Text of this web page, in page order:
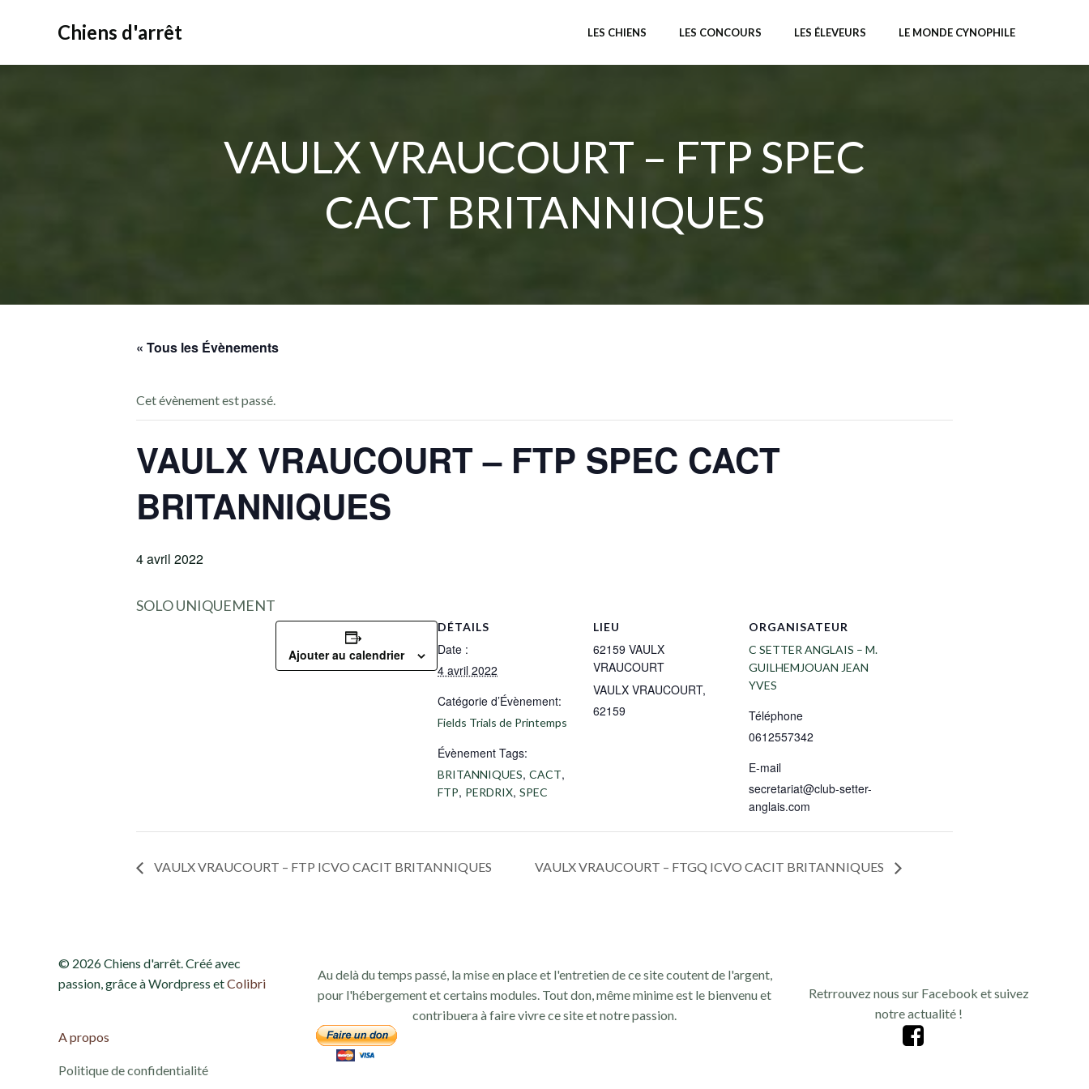
Chiens d'arrêt LES CHIENS LES CONCOURS LES ÉLEVEURS LE MONDE CYNOPHILE
VAULX VRAUCOURT – FTP SPEC
CACT BRITANNIQUES
« Tous les Évènements
Cet évènement est passé.
VAULX VRAUCOURT – FTP SPEC CACT
BRITANNIQUES
4 avril 2022
SOLO UNIQUEMENT
Ajouter au calendrier
DÉTAILS
Date :
4 avril 2022
Catégorie d’Évènement:
Fields Trials de Printemps
Évènement Tags:
BRITANNIQUES, CACT,
FTP, PERDRIX, SPEC
LIEU
62159 VAULX
VRAUCOURT
VAULX VRAUCOURT,
62159
ORGANISATEUR
C SETTER ANGLAIS – M.
GUILHEMJOUAN JEAN
YVES
Téléphone
0612557342
E-mail
secretariat@club-setter-
anglais.com
VAULX VRAUCOURT – FTP ICVO CACIT BRITANNIQUES VAULX VRAUCOURT – FTGQ ICVO CACIT BRITANNIQUES
© 2026 Chiens d'arrêt. Créé avec
passion, grâce à Wordpress etColibri
A propos
Politique de confidentialité
Au delà du temps passé, la mise en place et l'entretien de ce site coutent de l'argent,
pour l'hébergement et certains modules. Tout don, même minime est le bienvenu et
contribuera à faire vivre ce site et notre passion.
Retrrouvez nous sur Facebook et suivez
notre actualité !